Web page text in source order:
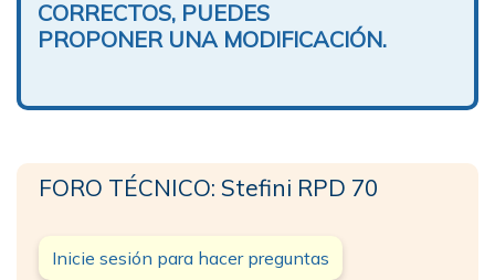
CORRECTOS, PUEDES
PROPONER UNA MODIFICACIÓN.
FORO TÉCNICO: Stefini RPD 70
Inicie sesión para hacer preguntas